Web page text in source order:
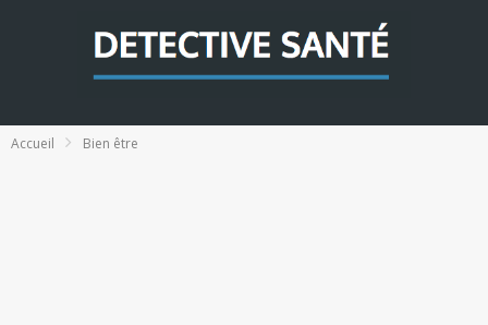
Accueil Bien être